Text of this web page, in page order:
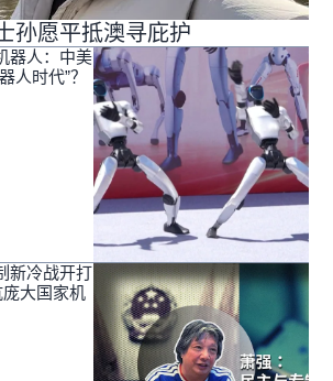
孙愿平抵澳寻庇护
器人：中美
人时代”？
新冷战开打
庞大国家机